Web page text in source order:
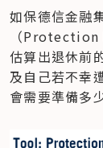
如保德信金融
（
估算出退休前
及自己若不幸
會需要準備多